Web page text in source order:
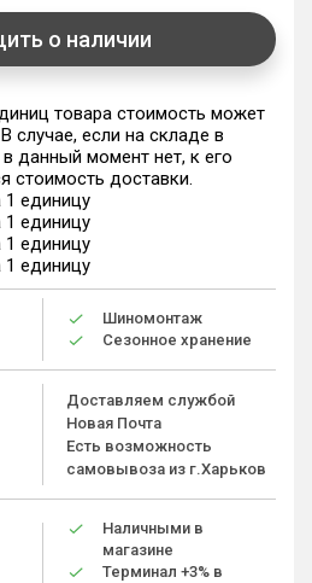
о наличии
товара стоимость может
случае, если на складе в
данный момент нет, к его
стоимость доставки.
1 единицу
1 единицу
1 единицу
1 единицу
Шиномонтаж
Сезонное хранение
Доставляем службой
Новая Почта
Есть возможность
самовывоза из г.Харьков
Наличными в
магазине
Терминал +3% в